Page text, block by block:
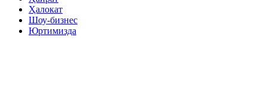
Ҳалокат
Шоу-бизнес
Юртимизда